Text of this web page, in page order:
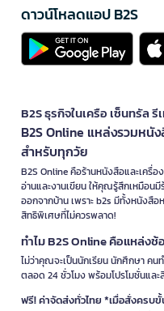
ดาวน์โหลดแอป B2S
B2S ธุรกิจในเครือ เซ็นทรัล
B2S Online แหล่งรวมหนั
สำหรับทุกวัย
B2S Online คือร้านหนังสือและเครื่
อ่านและงานเขียน ให้คุณรู้สึกเหมือน
ออกจากบ้าน เพราะ b2s มีทั้งหนังสื
สิทธิพิเศษที่ไม่ควรพลาด!
ทำไม B2S Online คือแหล่ง
ไม่ว่าคุณจะเป็นนักเรียน นักศึกษา ค
ตลอด 24 ชั่วโมง พร้อมโปรโมชั่นแล
ฟรี! ค่าจัดส่งทั่วไทย *เมื่อสั่งครบ